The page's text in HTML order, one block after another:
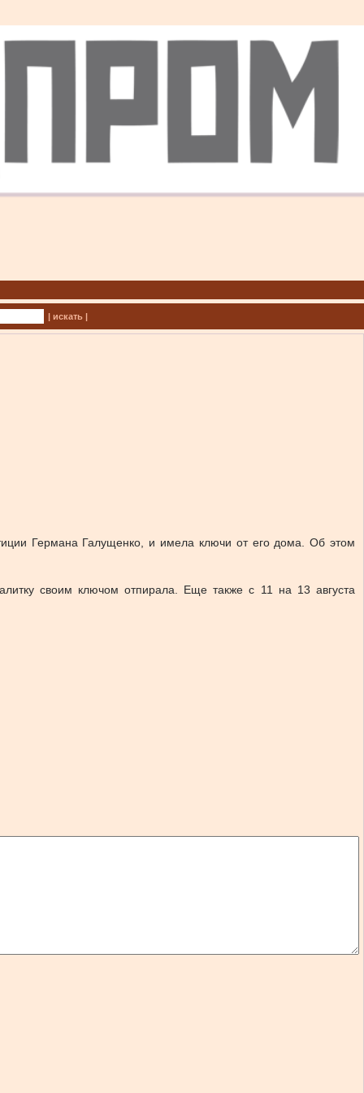
| искать |
Германа Галущенко, и имела ключи от его дома. Об этом
своим ключом отпирала. Еще также с 11 на 13 августа